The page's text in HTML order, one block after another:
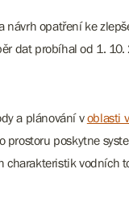
návrh opatření ke
dat probíhal od 1.
a plánování voblasti
prostoru poskytne
charakteristik vodních